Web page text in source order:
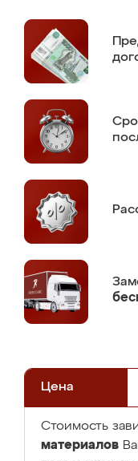
Цена
Стоимость
материалов